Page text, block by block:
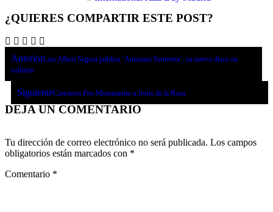
¿QUIERES COMPARTIR ESTE POST?
AnteriorLuis Albert Segura publica ‘Amenaza Tormenta’, su nuevo disco en
solitario
SiguienteConcierto Pro-Monumento a Jesús de la Rosa
DEJA UN COMENTARIO
Tu dirección de correo electrónico no será publicada. Los campos
obligatorios están marcados con *
Comentario *